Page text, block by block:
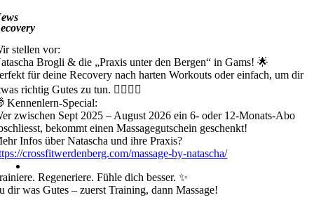
stellen vor:
Brogli & die „Praxis unter den Bergen“ in Gams! 🌟
für deine Recovery nach harten Workouts oder einfach, um dir
richtig Gutes zu tun. 💆‍♀️💆‍♂️
Kennenlern-Special:
zwischen Sept 2025 – August 2026 ein 6- oder 12-Monats-Abo
bekommt einen Massagegutschein geschenkt!
Infos über Natascha und ihre Praxis?
crossfitwerdenberg.com/massage-by-natascha/
Regeneriere. Fühle dich besser. ✨
dir was Gutes – zuerst Training, dann Massage!